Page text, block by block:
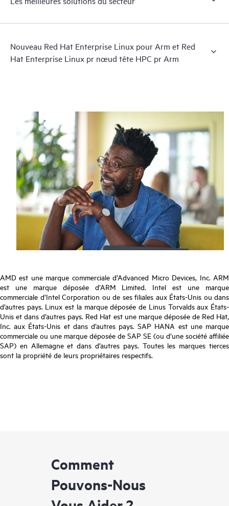
Nouveau Red Hat Enterprise Linux pour Arm et Red
Hat Enterprise Linux pr nœud tête HPC pr Arm
AMD est une marque commerciale d’Advanced Micro Devices, Inc. ARM
est une marque déposée d’ARM Limited. Intel est une marque
commerciale d’Intel Corporation ou de ses filiales aux États-Unis ou dans
d’autres pays. Linux est la marque déposée de Linus Torvalds aux États-
Unis et dans d’autres pays. Red Hat est une marque déposée de Red Hat,
Inc. aux États-Unis et dans d’autres pays. SAP HANA est une marque
commerciale ou une marque déposée de SAP SE (ou d’une société affiliée
SAP) en Allemagne et dans d’autres pays. Toutes les marques tierces
sont la propriété de leurs propriétaires respectifs.
Comment
Pouvons-Nous